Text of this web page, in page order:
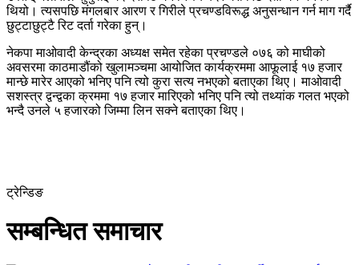
थियो। त्यसपछि मंगलबार आरण र गिरीले प्रचण्डविरूद्ध अनुसन्धान गर्न माग गर्दै
छुट्टाछुट्टै रिट दर्ता गरेका हुन्।
नेकपा माओवादी केन्द्रका अध्यक्ष समेत रहेका प्रचण्डले ०७६ को माघीको
अवसरमा काठमाडौंको खुलामञ्चमा आयोजित कार्यक्रममा आफूलाई १७ हजार
मान्छे मारेर आएको भनिए पनि त्यो कुरा सत्य नभएको बताएका थिए। माओवादी
सशस्त्र द्वन्द्वका क्रममा १७ हजार मारिएको भनिए पनि त्यो तथ्यांक गलत भएको
भन्दै उनले ५ हजारको जिम्मा लिन सक्ने बताएका थिए।
ट्रेन्डिङ
सम्बन्धित समाचार